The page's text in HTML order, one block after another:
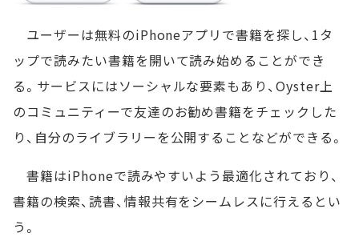
ユーザーは無料のiPhoneアプリで書籍を探し、1タ
ップで読みたい書籍を開いて読み始めることができ
る。サービスにはソーシャルな要素もあり、Oyster上
のコミュニティーで友達のお勧め書籍をチェックした
り、自分のライブラリーを公開することなどができる。
書籍はiPhoneで読みやすいよう最適化されており、
書籍の検索、読書、情報共有をシームレスに行えるとい
う。